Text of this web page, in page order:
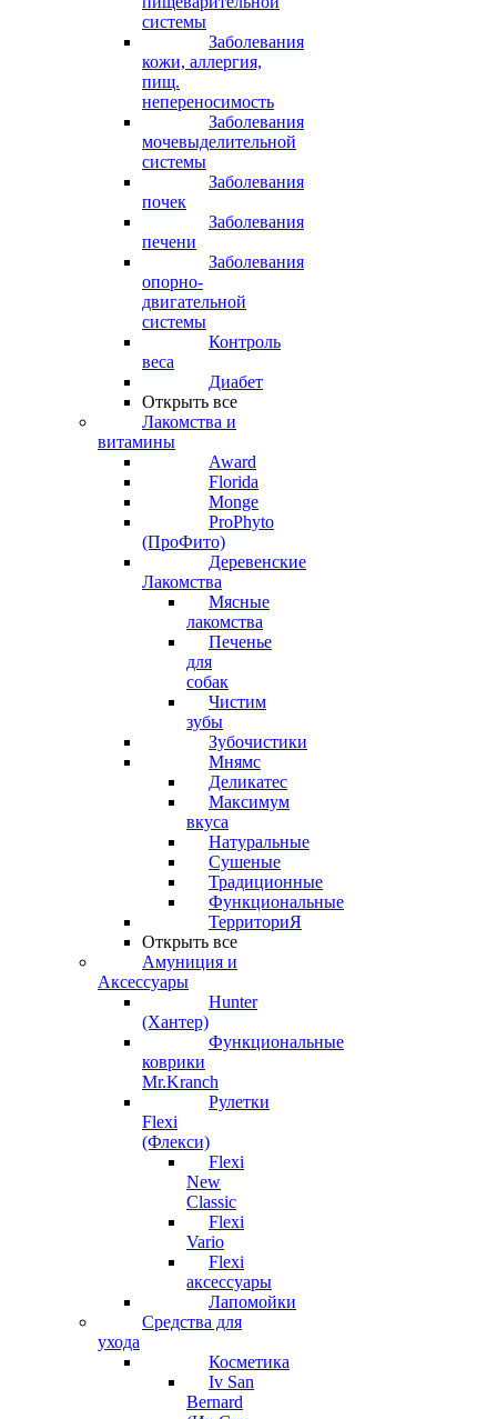
системы
Заболевания
кожи, аллергия,
пищ.
непереносимость
Заболевания
мочевыделительной
системы
Заболевания
почек
Заболевания
печени
Заболевания
опорно-
двигательной
системы
Контроль
веса
Диабет
Открыть все
Лакомства и
витамины
Award
Florida
Monge
ProPhyto
(ПроФито)
Деревенские
Лакомства
Мясные
лакомства
Печенье
для
собак
Чистим
зубы
Зубочистики
Мнямс
Деликатес
Максимум
вкуса
Натуральные
Сушеные
Традиционные
Функциональные
ТерриториЯ
Открыть все
Амуниция и
Аксессуары
Hunter
(Хантер)
Функциональные
коврики
Mr.Kranch
Рулетки
Flexi
(Флекси)
Flexi
New
Classic
Flexi
Vario
Flexi
аксессуары
Лапомойки
Средства для
ухода
Косметика
Iv San
Bernard